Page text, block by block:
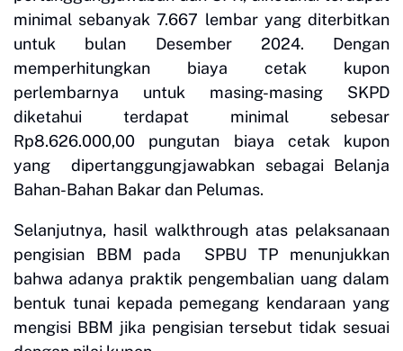
minimal sebanyak 7.667 lembar yang diterbitkan
untuk bulan Desember 2024. Dengan
memperhitungkan biaya cetak kupon
perlembarnya untuk masing-masing SKPD
diketahui terdapat minimal sebesar
Rp8.626.000,00 pungutan biaya cetak kupon
yang dipertanggungjawabkan sebagai Belanja
Bahan-Bahan Bakar dan Pelumas.
Selanjutnya, hasil walkthrough atas pelaksanaan
pengisian BBM pada SPBU TP menunjukkan
bahwa adanya praktik pengembalian uang dalam
bentuk tunai kepada pemegang kendaraan yang
mengisi BBM jika pengisian tersebut tidak sesuai